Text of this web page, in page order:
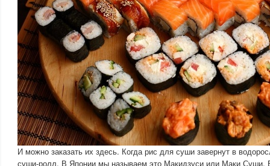
И можно заказать их здесь. Когда рис для суши завернут в
суши-ролл. В Японии мы называем это Макидзуси или Маки Суши.